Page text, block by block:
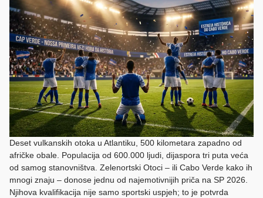
Deset vulkanskih otoka u Atlantiku, 500 kilometara zapadno od
afričke obale. Populacija od 600.000 ljudi, dijaspora tri puta veća
od samog stanovništva. Zelenortski Otoci – ili Cabo Verde kako ih
mnogi znaju – donose jednu od najemotivnijih priča na SP 2026.
Njihova kvalifikacija nije samo sportski uspjeh; to je potvrda